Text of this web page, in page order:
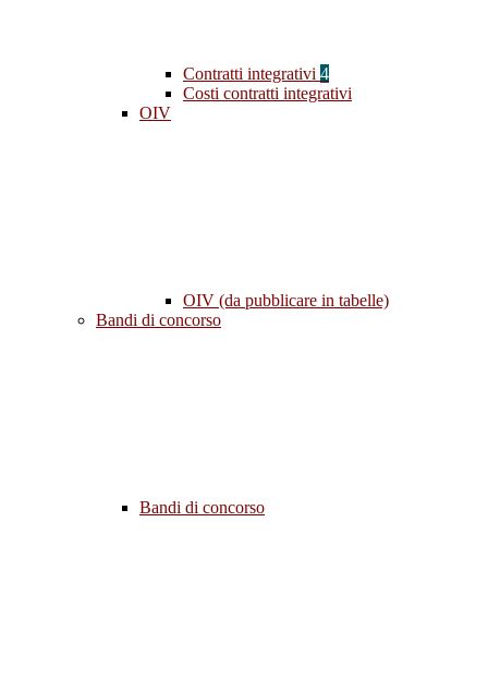
Contratti integrativi 4
Costi contratti integrativi
OIV
OIV (da pubblicare in tabelle)
Bandi di concorso
Bandi di concorso